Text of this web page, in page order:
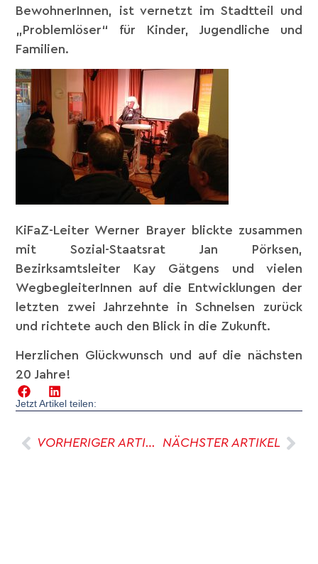
BewohnerInnen, ist vernetzt im Stadtteil und
„Problemlöser“ für Kinder, Jugendliche und
Familien.
KiFaZ-Leiter Werner Brayer blickte zusammen
mit Sozial-Staatsrat Jan Pörksen,
Bezirksamtsleiter Kay Gätgens und vielen
WegbegleiterInnen auf die Entwicklungen der
letzten zwei Jahrzehnte in Schnelsen zurück
und richtete auch den Blick in die Zukunft.
Herzlichen Glückwunsch und auf die nächsten
20 Jahre!
Jetzt Artikel teilen:
VORHERIGER ARTIKEL NÄCHSTER ARTIKEL